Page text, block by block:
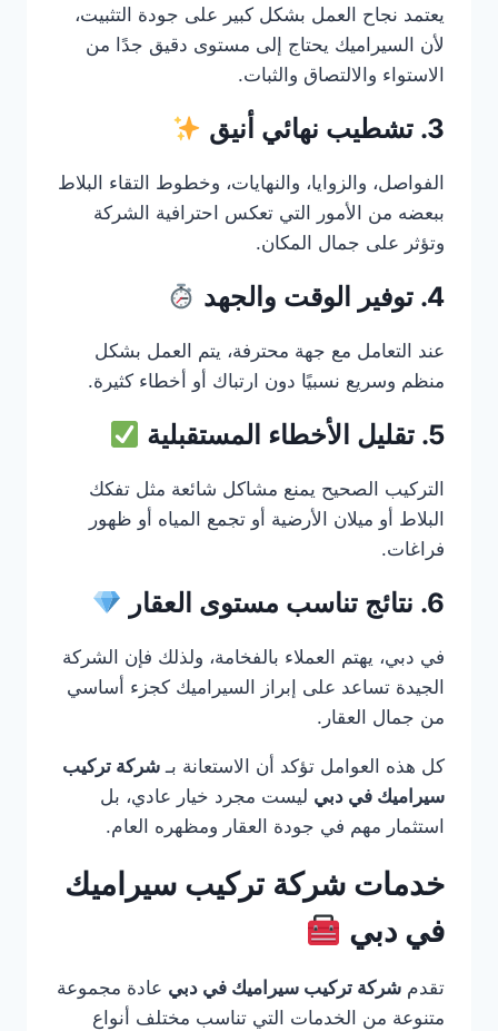
يعتمد نجاح العمل بشكل كبير على جودة التثبيت،
لأن السيراميك يحتاج إلى مستوى دقيق جدًا من
الاستواء والالتصاق والثبات.
3. تشطيب نهائي أنيق
الفواصل، والزوايا، والنهايات، وخطوط التقاء البلاط
ببعضه من الأمور التي تعكس احترافية الشركة
وتؤثر على جمال المكان.
4. توفير الوقت والجهد
عند التعامل مع جهة محترفة، يتم العمل بشكل
منظم وسريع نسبيًا دون ارتباك أو أخطاء كثيرة.
5. تقليل الأخطاء المستقبلية
التركيب الصحيح يمنع مشاكل شائعة مثل تفكك
البلاط أو ميلان الأرضية أو تجمع المياه أو ظهور
فراغات.
6. نتائج تناسب مستوى العقار
في دبي، يهتم العملاء بالفخامة، ولذلك فإن الشركة
الجيدة تساعد على إبراز السيراميك كجزء أساسي
من جمال العقار.
كل هذه العوامل تؤكد أن الاستعانة بـ شركة تركيب
سيراميك في دبي ليست مجرد خيار عادي، بل
استثمار مهم في جودة العقار ومظهره العام.
خدمات شركة تركيب سيراميك
في دبي
تقدم شركة تركيب سيراميك في دبي عادة مجموعة
متنوعة من الخدمات التي تناسب مختلف أنواع